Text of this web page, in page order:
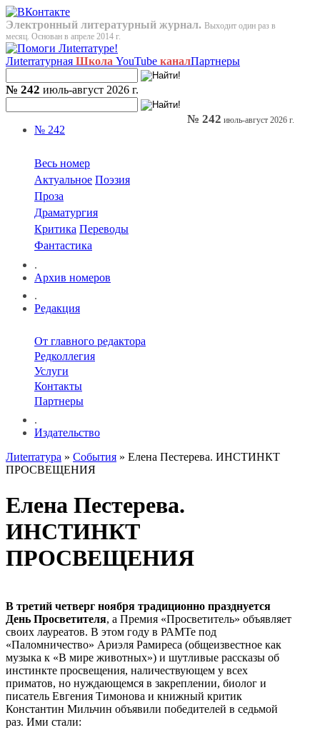
Электронный литературный журнал. Выходит один раз в
месяц. Основан в апреле 2014 г.
Лиterraтурная Школа YouTube каналПартнеры
№ 242 июль-август 2026 г.
№ 242
Весь номер
Актуальное Поэзия
Проза
Драматургия
Критика Переводы
Фантастика
.
Архив номеров
.
Редакция
От главного редактора
Редколлегия
Услуги
Контакты
Партнеры
.
Издательство
№ 242 июль-август 2026 г.
Лиterraтура » События » Елена Пестерева. ИНСТИНКТ
ПРОСВЕЩЕНИЯ
Елена Пестерева.
ИНСТИНКТ
ПРОСВЕЩЕНИЯ
В третий четверг ноября традиционно празднуется
День Просветителя, а Премия «Просветитель» объявляет
своих лауреатов. В этом году в РАМТе под
«Паломничество» Ариэля Рамиреса (общеизвестное как
музыка к «В мире животных») и шутливые рассказы об
инстинкте просвещения, наличествующем у всех
приматов, но нуждающемся в закреплении, биолог и
писатель Евгения Тимонова и книжный критик
Константин Мильчин объявили победителей в седьмой
раз. Ими стали: